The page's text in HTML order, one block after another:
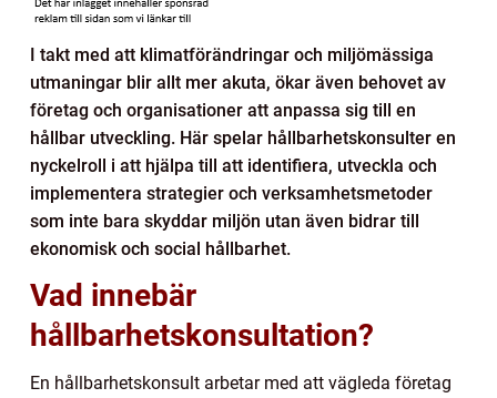
I takt med att klimatförändringar och miljömässiga
utmaningar blir allt mer akuta, ökar även behovet av
företag och organisationer att anpassa sig till en
hållbar utveckling. Här spelar hållbarhetskonsulter en
nyckelroll i att hjälpa till att identifiera, utveckla och
implementera strategier och verksamhetsmetoder
som inte bara skyddar miljön utan även bidrar till
ekonomisk och social hållbarhet.
Vad innebär
hållbarhetskonsultation?
En hållbarhetskonsult arbetar med att vägleda företag